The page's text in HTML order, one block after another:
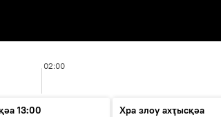
02:00
13:00
Хра злоу ахҭысқәа